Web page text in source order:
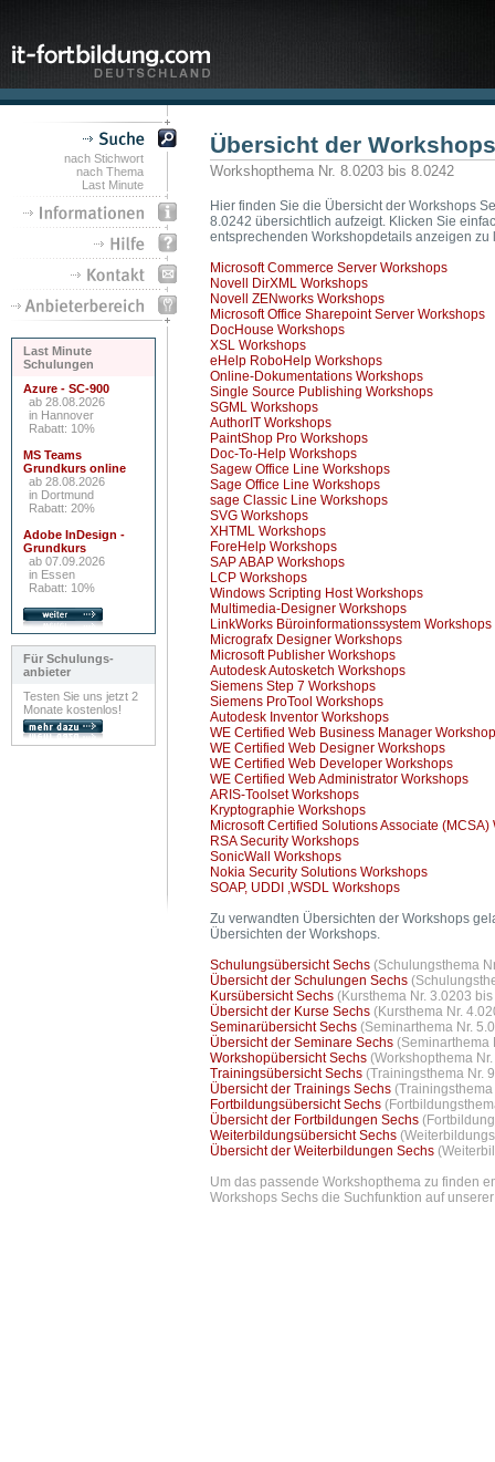
nach Stichwort
nach Thema
Last Minute
Last Minute
Schulungen
Azure - SC-900
ab 28.08.2026
in Hannover
Rabatt: 10%
MS Teams
Grundkurs online
ab 28.08.2026
in Dortmund
Rabatt: 20%
Adobe InDesign -
Grundkurs
ab 07.09.2026
in Essen
Rabatt: 10%
Für Schulungs-
anbieter
Testen Sie uns jetzt 2
Monate kostenlos!
Übersicht der
Workshopthema Nr. 8.0203 bis 8.0242
Hier finden Sie die Übersicht der Workshops
8.0242 übersichtlich aufzeigt. Klicken Sie
entsprechenden Workshopdetails anzeigen zu
Microsoft Commerce Server Workshops
Novell DirXML Workshops
Novell ZENworks Workshops
Microsoft Office Sharepoint Server Workshops
DocHouse Workshops
XSL Workshops
eHelp RoboHelp Workshops
Online-Dokumentations Workshops
Single Source Publishing Workshops
SGML Workshops
AuthorIT Workshops
PaintShop Pro Workshops
Doc-To-Help Workshops
Sagew Office Line Workshops
Sage Office Line Workshops
sage Classic Line Workshops
SVG Workshops
XHTML Workshops
ForeHelp Workshops
SAP ABAP Workshops
LCP Workshops
Windows Scripting Host Workshops
Multimedia-Designer Workshops
LinkWorks Büroinformationssystem Workshops
Micrografx Designer Workshops
Microsoft Publisher Workshops
Autodesk Autosketch Workshops
Siemens Step 7 Workshops
Siemens ProTool Workshops
Autodesk Inventor Workshops
WE Certified Web Business Manager
WE Certified Web Designer Workshops
WE Certified Web Developer Workshops
WE Certified Web Administrator Workshops
ARIS-Toolset Workshops
Kryptographie Workshops
Microsoft Certified Solutions Associate (MCSA)
RSA Security Workshops
SonicWall Workshops
Nokia Security Solutions Workshops
SOAP, UDDI ,WSDL Workshops
Zu verwandten Übersichten der Workshops
Übersichten der Workshops.
Schulungsübersicht Sechs (Schulungsthema
Übersicht der Schulungen Sechs
Kursübersicht Sechs (Kursthema Nr. 3.0203
Übersicht der Kurse Sechs (Kursthema Nr.
Seminarübersicht Sechs (Seminarthema Nr.
Übersicht der Seminare Sechs (Seminarthema
Workshopübersicht Sechs (Workshopthema
Trainingsübersicht Sechs (Trainingsthema Nr.
Übersicht der Trainings Sechs
Fortbildungsübersicht Sechs
Übersicht der Fortbildungen Sechs
Weiterbildungsübersicht Sechs
Übersicht der Weiterbildungen Sechs
Um das passende Workshopthema zu finden
Workshops Sechs die Suchfunktion auf